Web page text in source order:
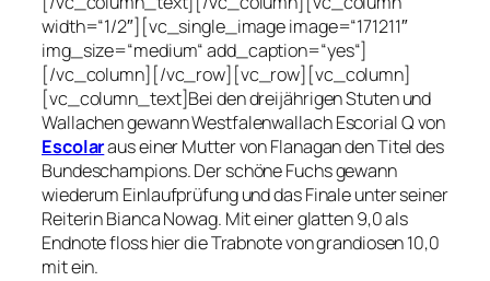
width=“1/2″][vc_single_image image=“171211″
img_size=“medium“ add_caption=“yes“]
[/vc_column][/vc_row][vc_row][vc_column]
[vc_column_text]Bei den dreijährigen Stuten und
Wallachen gewann WestfalenwallachEscorial Qvon
Escolaraus einer Mutter von Flanagan den Titel des
Bundeschampions. Der schöne Fuchs gewann
wiederum Einlaufprüfung und das Finale unter seiner
Reiterin Bianca Nowag. Mit einer glatten 9,0 als
Endnote floss hier die Trabnote von grandiosen 10,0
mit ein.